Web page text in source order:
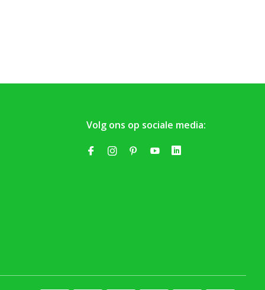
Volg ons op sociale media: